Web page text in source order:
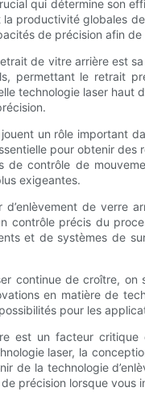
qui détermine son
globales
de précision afin
de vitre arrière est
permettant le retrait
technologie laser
un rôle important
pour obtenir
de contrôle de
exigeantes.
de
contrôle précis du
et de systèmes de
continue de croître,
en matière de
pour les
est un facteur
laser, la
de la technologie
précision lorsque vous